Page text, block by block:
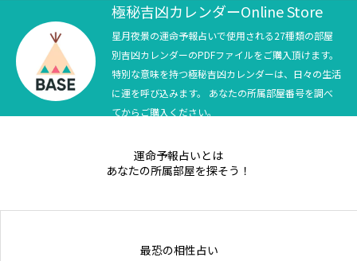
極秘吉凶カレンダーOnline Store
星月夜景の運命予報占いで使用される27種類の部屋
別吉凶カレンダーのPDFファイルをご購入頂けます。
特別な意味を持つ極秘吉凶カレンダーは、日々の生活
に運を呼び込みます。 あなたの所属部屋番号を調べ
てからご購入ください。
運命予報占いとは
あなたの所属部屋を探そう！
最恐の相性占い